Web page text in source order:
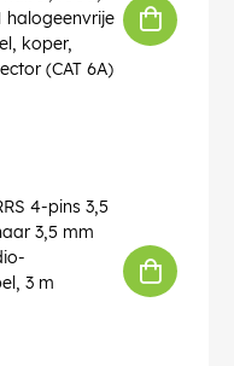
halogeenvrije
koper,
(CAT 6A)
4-pins 3,5
3,5 mm
3 m